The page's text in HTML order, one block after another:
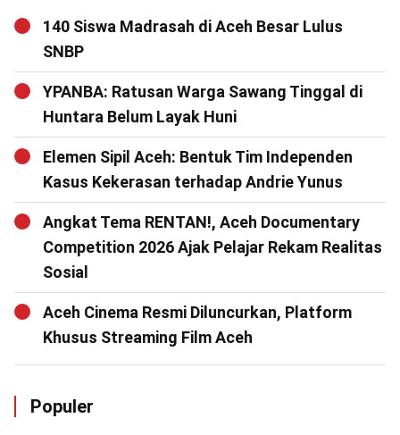
140 Siswa Madrasah di Aceh Besar Lulus
SNBP
YPANBA: Ratusan Warga Sawang Tinggal di
Huntara Belum Layak Huni
Elemen Sipil Aceh: Bentuk Tim Independen
Kasus Kekerasan terhadap Andrie Yunus
Angkat Tema RENTAN!, Aceh Documentary
Competition 2026 Ajak Pelajar Rekam Realitas
Sosial
Aceh Cinema Resmi Diluncurkan, Platform
Khusus Streaming Film Aceh
Populer